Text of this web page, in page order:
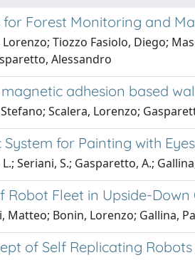
Forest Monitoring and
Lorenzo; Tiozzo Fasiolo, Diego;
Alessandro
adhesion based
Scalera, Lorenzo;
for Painting with Eyes
Seriani, S.; Gasparetto, A.;
Robot Fleet in Upside-
Matteo; Bonin, Lorenzo; Gallina,
of Self Replicating